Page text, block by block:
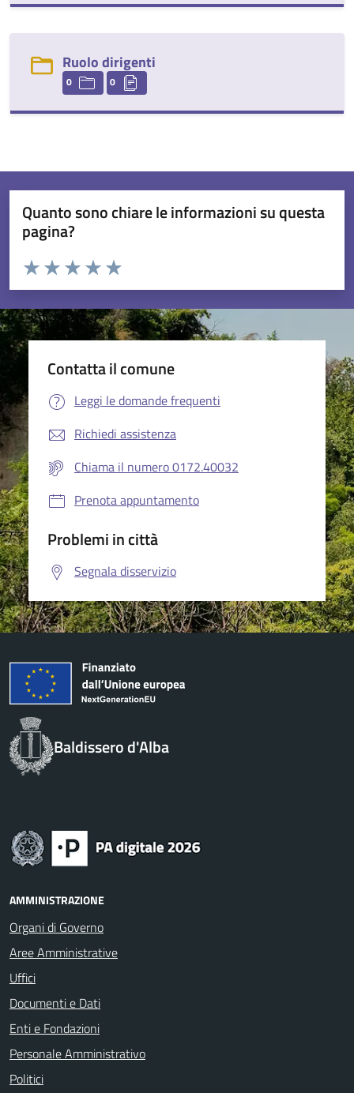
Ruolo dirigenti
0 0
Quanto sono chiare le informazioni su questa
pagina?
Valuta da 1 a 5 stelle la pagina
Valuta 5 stelle su 5
Valuta 4 stelle su 5
Valuta 3 stelle su 5
Valuta 2 stelle su 5
Valuta 1 stelle su 5
Contatta il comune
Leggi le domande frequenti
Richiedi assistenza
Chiama il numero 0172.40032
Prenota appuntamento
Problemi in città
Segnala disservizio
Baldissero d'Alba
AMMINISTRAZIONE
Organi di Governo
Aree Amministrative
Uffici
Documenti e Dati
Enti e Fondazioni
Personale Amministrativo
Politici